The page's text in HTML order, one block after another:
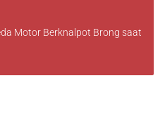
Motor Berknalpot Brong saat